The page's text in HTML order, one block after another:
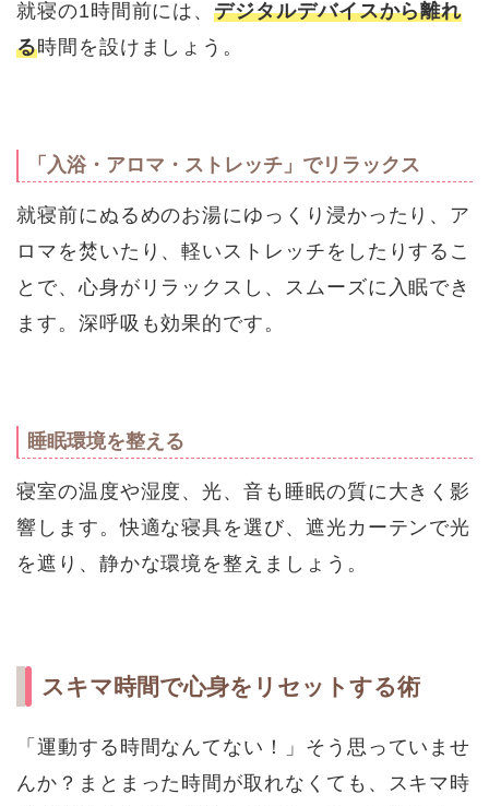
就寝の1時間前には、デジタルデバイスから離れ
る時間を設けましょう。
「入浴・アロマ・ストレッチ」でリラックス
就寝前にぬるめのお湯にゆっくり浸かったり、ア
ロマを焚いたり、軽いストレッチをしたりするこ
とで、心身がリラックスし、スムーズに入眠でき
ます。深呼吸も効果的です。
睡眠環境を整える
寝室の温度や湿度、光、音も睡眠の質に大きく影
響します。快適な寝具を選び、遮光カーテンで光
を遮り、静かな環境を整えましょう。
スキマ時間で心身をリセットする術
「運動する時間なんてない！」そう思っていませ
んか？まとまった時間が取れなくても、スキマ時